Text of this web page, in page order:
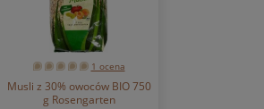
1 ocena
Musli z 30% owoców BIO 750
g Rosengarten